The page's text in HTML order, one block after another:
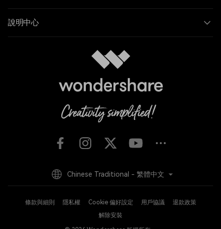
說明中心
條款與細則 隱私權 Cookie 偏好設定 用戶協議
退款政策
解除安裝
Chinese Traditional - 繁體中文